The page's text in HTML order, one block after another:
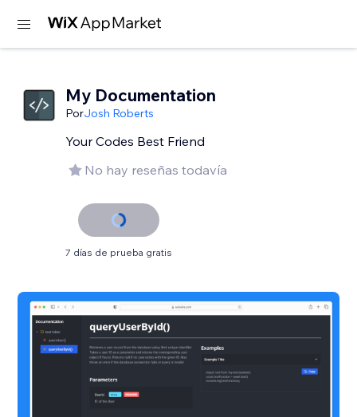
My Documentation
PorJosh Roberts
Your Codes Best Friend
No hay reseñas todavía
7 días de prueba gratis